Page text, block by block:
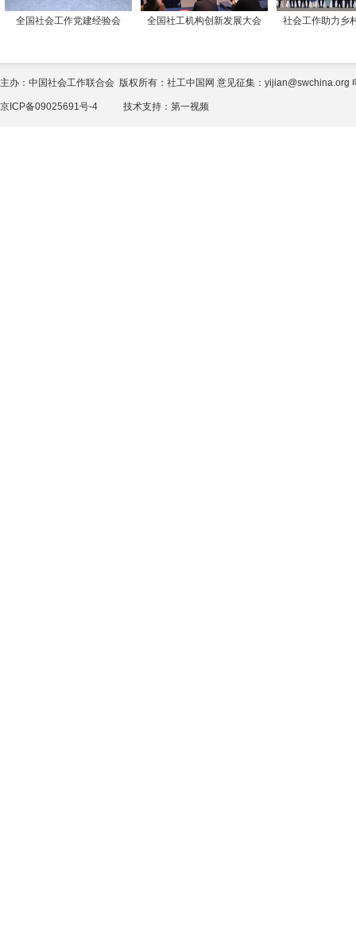
全国社会工作党建经验会 全国社工机构创新发展大会 社会工作助力乡
主办：中国社会工作联合会 版权所有：社工中国网 意见征集：yijian@swchina.org
京ICP备09025691号-4 技术支持： 第一视频